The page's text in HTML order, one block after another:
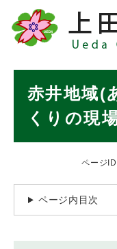
メ
赤井地域(
くりの現
ページ
ページ内目次